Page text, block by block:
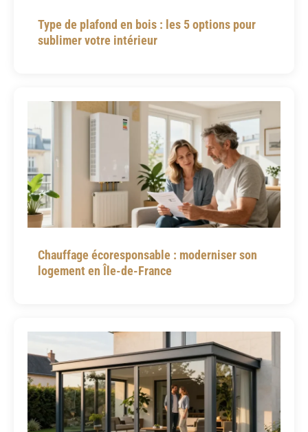
Type de plafond en bois : les 5 options pour
sublimer votre intérieur
Chauffage écoresponsable : moderniser son
logement en Île-de-France